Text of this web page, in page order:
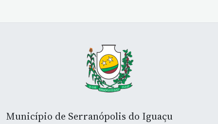
Município de Serranópolis do Iguaçu